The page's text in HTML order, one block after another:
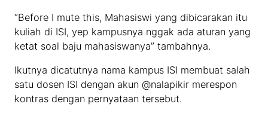
“Before I mute this, Mahasiswi yang dibicarakan itu
kuliah di ISI, yep kampusnya nggak ada aturan yang
ketat soal baju mahasiswanya” tambahnya.
Ikutnya dicatutnya nama kampus ISI membuat salah
satu dosen ISI dengan akun @nalapikir merespon
kontras dengan pernyataan tersebut.